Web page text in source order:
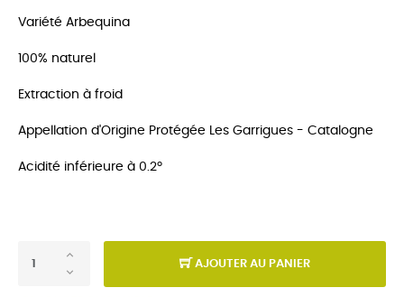
Variété Arbequina
100% naturel
Extraction à froid
Appellation d'Origine Protégée Les Garrigues - Catalogne
Acidité inférieure à 0.2º
AJOUTER AU PANIER